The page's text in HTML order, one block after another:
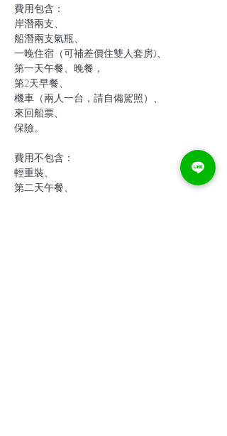
費用包含：
岸潛兩支、
船潛兩支氣瓶、
一晚住宿（可補差價住雙人套房)、
第一天午餐、晚餐，
第2天早餐、
機車（兩人一台，請自備駕照）、
來回船票、
費用不包含：
輕重裝、
第二天午餐、